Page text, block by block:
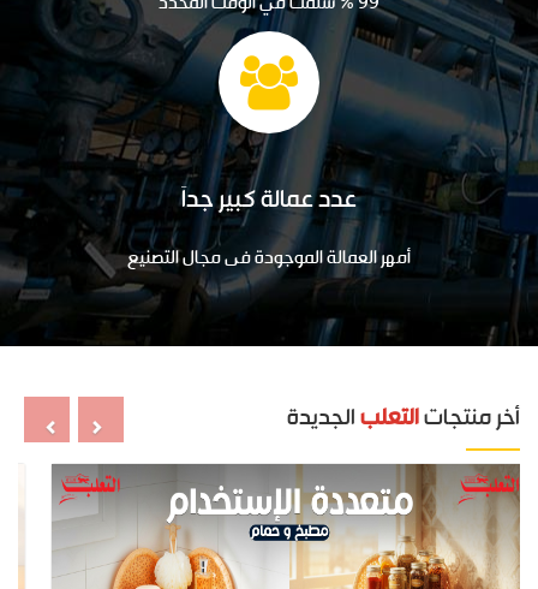
99 ٪ سلمت في الوقت المحدد
عدد عمالة كبير جداَ
أمهر العمالة الموجودة فى مجال التصنيع
أخر منتجات التعلب الجديدة